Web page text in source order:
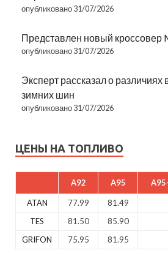
опубликовано 31/07/2026
Представлен новый кроссовер
опубликовано 31/07/2026
Эксперт рассказал о различиях
зимних шин
опубликовано 31/07/2026
ЦЕНЫ НА ТОПЛИВО
A92 A95
ATAN 77.99 81.49
TES
81.50 85.90
GRIFON
75.95 81.95